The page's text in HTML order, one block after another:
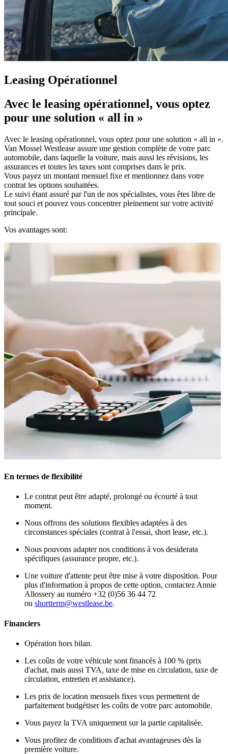
Leasing Opérationnel
Avec le leasing opérationnel, vous optez
pour une solution « all in »
Avec le leasing opérationnel, vous optez pour une solution « all in ».
Van Mossel Westlease assure une gestion complète de votre parc
automobile, dans laquelle la voiture, mais aussi les révisions, les
assurances et toutes les taxes sont comprises dans le prix.
Vous payez un montant mensuel fixe et mentionnez dans votre
contrat les options souhaitées.
Le suivi étant assuré par l'un de nos spécialistes, vous êtes libre de
tout souci et pouvez vous concentrer pleinement sur votre activité
principale.
Vos avantages sont:
En termes de flexibilité
Le contrat peut être adapté, prolongé ou écourté à tout
moment.
Nous offrons des solutions flexibles adaptées à des
circonstances spéciales (contrat à l'essai, short lease, etc.).
Nous pouvons adapter nos conditions à vos desiderata
spécifiques (assurance propre, etc.).
Une voiture d'attente peut être mise à votre disposition. Pour
plus d'information à propos de cette option, contactez Annie
Allossery au numéro +32 (0)56 36 44 72
ou shortterm@westlease.be.
Financiers
Opération hors bilan.
Les coûts de votre véhicule sont financés à 100 % (prix
d'achat, mais aussi TVA, taxe de mise en circulation, taxe de
circulation, entretien et assistance).
Les prix de location mensuels fixes vous permettent de
parfaitement budgétiser les coûts de votre parc automobile.
Vous payez la TVA uniquement sur la partie capitalisée.
Vous profitez de conditions d'achat avantageuses dès la
première voiture.